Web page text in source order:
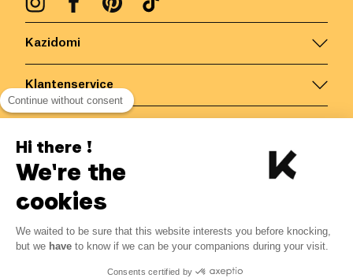
4.62€ 3.93€ -15% ?
Bespaar 0.69 € met K+
Kazidomi
Klantenservice
België/ NL
Alle rechten voorbehouden
Continue without consent
Hi there !
We're the
cookies
We waited to be sure that this website interests you before knocking,
but we have to know if we can be your companions during your visit.
Consents certified by